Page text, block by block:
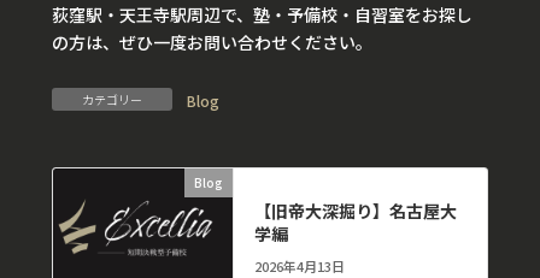
荻窪駅・天王寺駅周辺で、塾・予備校・自習室をお探し
の方は、ぜひ一度お問い合わせください。
カテゴリー Blog
Blog
【旧帝大深掘り】名古屋大
学編
2026年4月13日